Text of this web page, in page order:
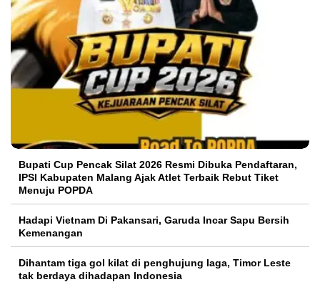
Bupati Cup Pencak Silat 2026 Resmi Dibuka Pendaftaran,
IPSI Kabupaten Malang Ajak Atlet Terbaik Rebut Tiket
Menuju POPDA
Hadapi Vietnam Di Pakansari, Garuda Incar Sapu Bersih
Kemenangan
Dihantam tiga gol kilat di penghujung laga, Timor Leste
tak berdaya dihadapan Indonesia